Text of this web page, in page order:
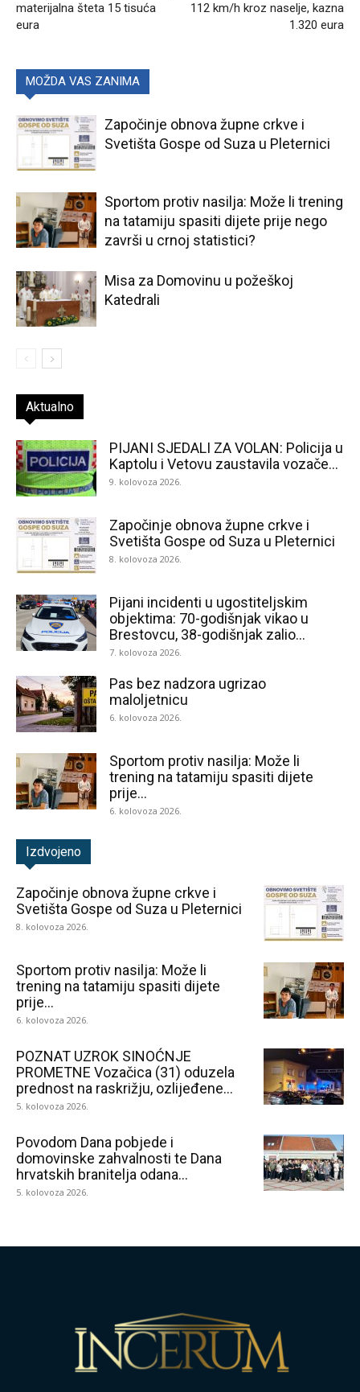
materijalna šteta 15 tisuća
eura
112 km/h kroz naselje, kazna
1.320 eura
MOŽDA VAS ZANIMA
Započinje obnova župne crkve i
Svetišta Gospe od Suza u Pleternici
Sportom protiv nasilja: Može li trening
na tatamiju spasiti dijete prije nego
završi u crnoj statistici?
Misa za Domovinu u požeškoj
Katedrali
Aktualno
PIJANI SJEDALI ZA VOLAN: Policija u
Kaptolu i Vetovu zaustavila vozače...
9. kolovoza 2026.
Započinje obnova župne crkve i
Svetišta Gospe od Suza u Pleternici
8. kolovoza 2026.
Pijani incidenti u ugostiteljskim
objektima: 70-godišnjak vikao u
Brestovcu, 38-godišnjak zalio...
7. kolovoza 2026.
Pas bez nadzora ugrizao
maloljetnicu
6. kolovoza 2026.
Sportom protiv nasilja: Može li
trening na tatamiju spasiti dijete
prije...
6. kolovoza 2026.
Izdvojeno
Započinje obnova župne crkve i
Svetišta Gospe od Suza u Pleternici
8. kolovoza 2026.
Sportom protiv nasilja: Može li
trening na tatamiju spasiti dijete
prije...
6. kolovoza 2026.
POZNAT UZROK SINOĆNJE
PROMETNE Vozačica (31) oduzela
prednost na raskrižju, ozlijeđene...
5. kolovoza 2026.
Povodom Dana pobjede i
domovinske zahvalnosti te Dana
hrvatskih branitelja odana...
5. kolovoza 2026.